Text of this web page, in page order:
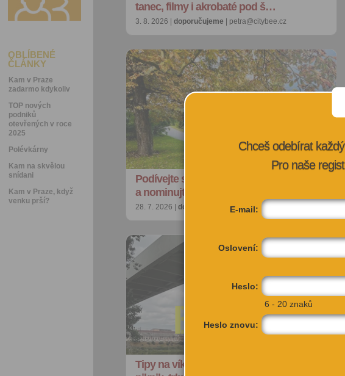
OBLÍBENÉ
ČLÁNKY
Kam v Praze
zadarmo kdykoliv
TOP nových
podniků
otevřených v roce
2025
Polévkárny
Kam na skvělou
snídani
Kam v Praze, když
venku prší?
tanec, filmy i akrobaté pod š…
3. 8. 2026 | doporučujeme | petra@citybee.cz
Podívejte se na nejkrásnější pražské aleje
a nominujte jiné strom…
28. 7. 2026 | doporučujeme | redakce@citybee.cz
Tipy na víkend: Akrobacie na lávce,
Chceš odebírat
Pro naše
E-mail:
Oslovení:
Heslo:
6 - 20 znaků
Heslo znovu: